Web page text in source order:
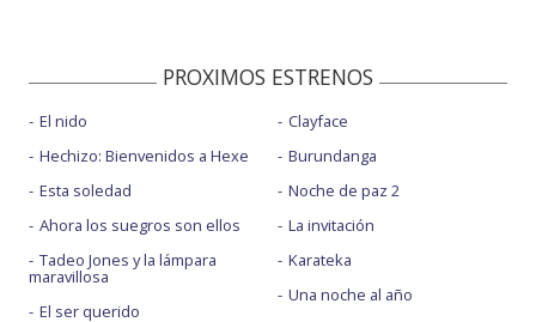
PROXIMOS ESTRENOS
El nido
Hechizo: Bienvenidos a Hexe
Esta soledad
Ahora los suegros son ellos
Tadeo Jones y la lámpara
maravillosa
El ser querido
Clayface
Burundanga
Noche de paz 2
La invitación
Karateka
Una noche al año